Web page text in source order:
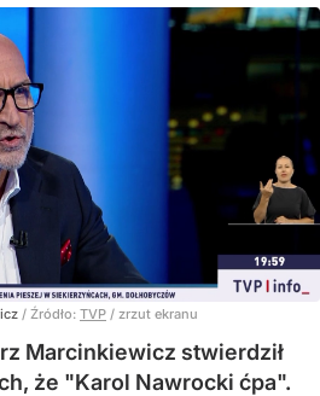
/ Źródło: TVP / zrzut ekranu
Marcinkiewicz stwierdził
że "Karol Nawrocki ćpa".